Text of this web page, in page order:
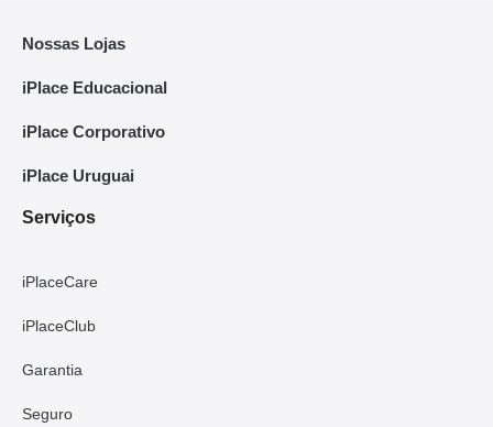
Nossas Lojas
iPlace Educacional
iPlace Corporativo
iPlace Uruguai
Serviços
iPlaceCare
iPlaceClub
Garantia
Seguro